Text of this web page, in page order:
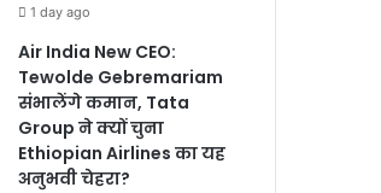
1 day ago
Air India New CEO:
Tewolde Gebremariam
संभालेंगे कमान, Tata
Group ने क्यों चुना
Ethiopian Airlines का यह
अनुभवी चेहरा?